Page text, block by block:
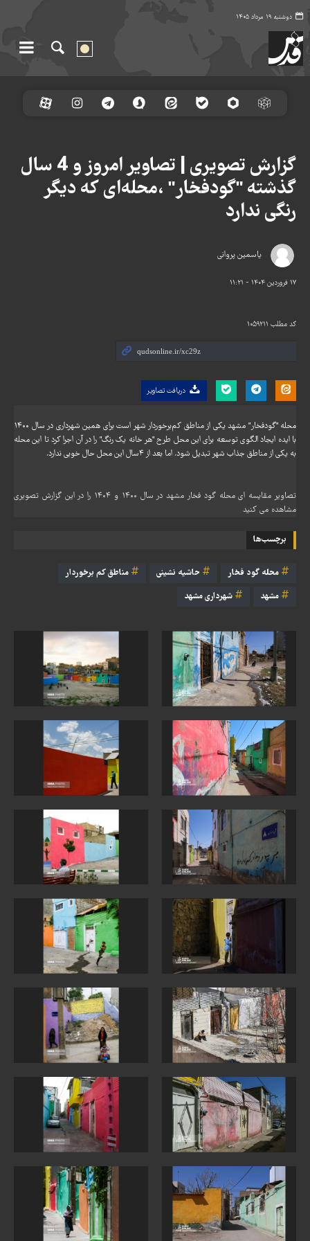
دوشنبه ۱۹ مرداد ۱۴۰۵
یاسمین پروانی
۱۷ فروردین ۱۴۰۴ - ۱۱:۲۱
کد مطلب ۱۰۵۹۲۱۱
دریافت تصاویر
گزارش تصویری | تصاویر امروز و 4 سال
گذشته "گودفخار" ،محله‌ای که دیگر
رنگی ندارد
محله "گودفخار" مشهد یکی از مناطق کم‌برخوردار شهر است برای همین شهرداری در سال ۱۴۰۰
با ایده ایجاد الگوی توسعه برای این محل طرح "هر خانه یک رنگ" را در آن اجرا کرد تا این محله
به یکی از مناطق جذاب شهر تبدیل شود. اما بعد از ۴سال این محل حال خوبی ندارد.
تصاویر مقایسه ای محله گود فخار مشهد در سال ۱۴۰۰ و ۱۴۰۴ را در این گزارش تصویری
مشاهده می کنید
برچسب‌ها
محله گود فخار حاشیه نشینی
مناطق کم برخوردار
مشهد
شهرداری مشهد